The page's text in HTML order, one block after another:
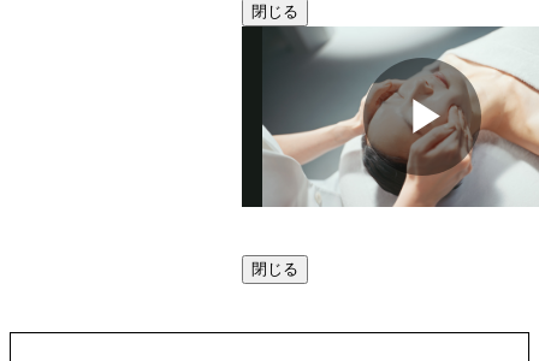
閉じる
動
閉じる